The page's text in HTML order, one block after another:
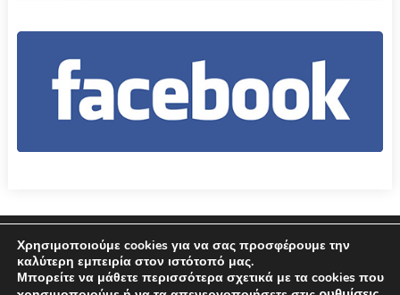
Επικοινωνία Όροι χρήσης – Πολιτική Απορρήτου
© 2026 Δήμος Αμφιλοχίας
Χρησιμοποιούμε cookies για να σας προσφέρουμε την
καλύτερη εμπειρία στον ιστότοπό μας.
Μπορείτε να μάθετε περισσότερα σχετικά με τα cookies που